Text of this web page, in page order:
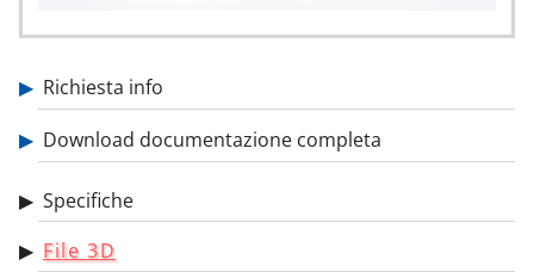
Ugelli d'aria
Ugelli nebulizzatori
Raffreddatori personali per vestiti
Richiesta info
Download documentazione completa
Specifiche
File 3D